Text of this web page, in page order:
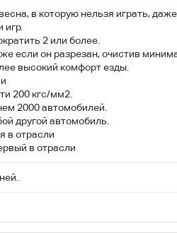
в которую нельзя играть,
игр.
2 или более.
если он разрезан, очистив
высокий комфорт езды.
200 кгс/мм2.
2000 автомобилей.
другой автомобиль.
в отрасли
в отрасли